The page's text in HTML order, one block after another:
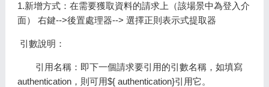
1.新增方式：在需要獲取資料的請求上（該場景中為登入介
面） 右鍵-->後置處理器--> 選擇正則表示式提取器
引數說明：
引用名稱：即下一個請求要引用的引數名稱，如填寫
authentication，則可用${ authentication}引用它。